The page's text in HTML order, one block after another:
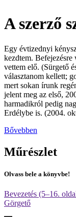
A szerző
Egy évtizednyi
kezdtem.
vettem elő. (Sürgető
választanom kellett;
mert sokan írunk
jelent meg az első,
harmadikról pedig
Erdélybe is. (2004.
Bővebben
Műrészlet
Olvass bele a könyvbe!
Bevezetés (5–16.
Görgető